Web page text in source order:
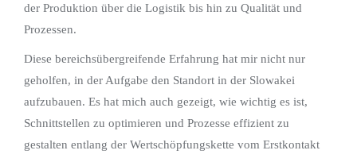
der Produktion über die Logistik bis hin zu Qualität und
Prozessen.
Diese bereichsübergreifende Erfahrung hat mir nicht nur
geholfen, in der Aufgabe den Standort in der Slowakei
aufzubauen. Es hat mich auch gezeigt, wie wichtig es ist,
Schnittstellen zu optimieren und Prozesse effizient zu
gestalten entlang der Wertschöpfungskette vom Erstkontakt